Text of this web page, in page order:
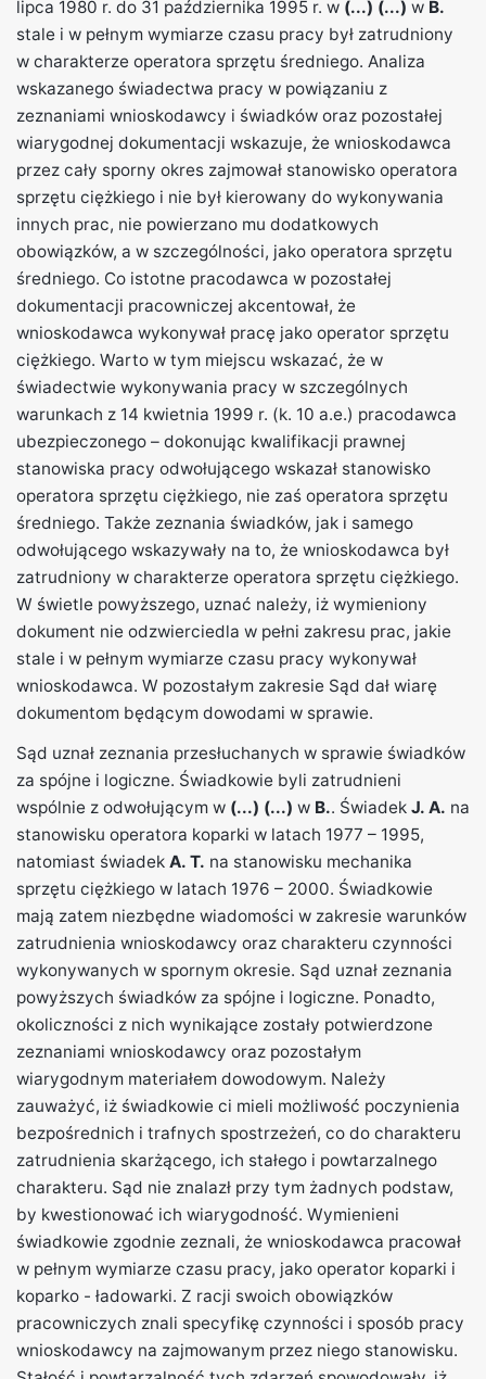
lipca 1980 r. do 31 października 1995 r. w (...) (...) w B.
stale i w pełnym wymiarze czasu pracy był zatrudniony
w charakterze operatora sprzętu średniego. Analiza
wskazanego świadectwa pracy w powiązaniu z
zeznaniami wnioskodawcy i świadków oraz pozostałej
wiarygodnej dokumentacji wskazuje, że wnioskodawca
przez cały sporny okres zajmował stanowisko operatora
sprzętu ciężkiego i nie był kierowany do wykonywania
innych prac, nie powierzano mu dodatkowych
obowiązków, a w szczególności, jako operatora sprzętu
średniego. Co istotne pracodawca w pozostałej
dokumentacji pracowniczej akcentował, że
wnioskodawca wykonywał pracę jako operator sprzętu
ciężkiego. Warto w tym miejscu wskazać, że w
świadectwie wykonywania pracy w szczególnych
warunkach z 14 kwietnia 1999 r. (k. 10 a.e.) pracodawca
ubezpieczonego – dokonując kwalifikacji prawnej
stanowiska pracy odwołującego wskazał stanowisko
operatora sprzętu ciężkiego, nie zaś operatora sprzętu
średniego. Także zeznania świadków, jak i samego
odwołującego wskazywały na to, że wnioskodawca był
zatrudniony w charakterze operatora sprzętu ciężkiego.
W świetle powyższego, uznać należy, iż wymieniony
dokument nie odzwierciedla w pełni zakresu prac, jakie
stale i w pełnym wymiarze czasu pracy wykonywał
wnioskodawca. W pozostałym zakresie Sąd dał wiarę
dokumentom będącym dowodami w sprawie.
Sąd uznał zeznania przesłuchanych w sprawie świadków
za spójne i logiczne. Świadkowie byli zatrudnieni
wspólnie z odwołującym w (...) (...) w B.. Świadek J. A. na
stanowisku operatora koparki w latach 1977 – 1995,
natomiast świadek A. T. na stanowisku mechanika
sprzętu ciężkiego w latach 1976 – 2000. Świadkowie
mają zatem niezbędne wiadomości w zakresie warunków
zatrudnienia wnioskodawcy oraz charakteru czynności
wykonywanych w spornym okresie. Sąd uznał zeznania
powyższych świadków za spójne i logiczne. Ponadto,
okoliczności z nich wynikające zostały potwierdzone
zeznaniami wnioskodawcy oraz pozostałym
wiarygodnym materiałem dowodowym. Należy
zauważyć, iż świadkowie ci mieli możliwość poczynienia
bezpośrednich i trafnych spostrzeżeń, co do charakteru
zatrudnienia skarżącego, ich stałego i powtarzalnego
charakteru. Sąd nie znalazł przy tym żadnych podstaw,
by kwestionować ich wiarygodność. Wymienieni
świadkowie zgodnie zeznali, że wnioskodawca pracował
w pełnym wymiarze czasu pracy, jako operator koparki i
koparko - ładowarki. Z racji swoich obowiązków
pracowniczych znali specyfikę czynności i sposób pracy
wnioskodawcy na zajmowanym przez niego stanowisku.